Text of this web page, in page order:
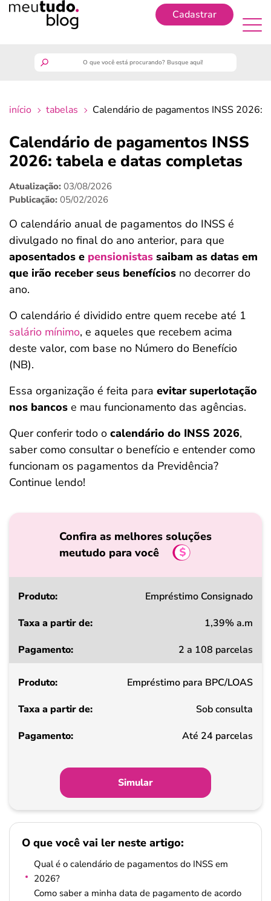
Cadastrar
finanças
benefícios
crédito fácil
últimas notícias
início tabelas Calendário de pagamentos INSS 2026:
Calendário de pagamentos INSS
2026: tabela e datas completas
Atualização: 03/08/2026
Publicação: 05/02/2026
O calendário anual de pagamentos do INSS é
divulgado no final do ano anterior, para que
aposentados e pensionistas saibam as datas em
que irão receber seus benefícios no decorrer do
ano.
O calendário é dividido entre quem recebe até 1
salário mínimo, e aqueles que recebem acima
deste valor, com base no Número do Benefício
(NB).
Essa organização é feita para evitar superlotação
nos bancos e mau funcionamento das agências.
Quer conferir todo o calendário do INSS 2026,
saber como consultar o benefício e entender como
funcionam os pagamentos da Previdência?
Continue lendo!
Confira as melhores soluções
meutudo para você
Produto
a
de
Pagamento
Empréstimo Consignado
1,39% a.m
2 a 108 parcelas
Empréstimo para BPC/LOAS
Sob consulta
Até 24 parcelas
Simular
O que você vai ler neste artigo:
Qual é o calendário de pagamentos do INSS em
2026?
Como saber a minha data de pagamento de acordo